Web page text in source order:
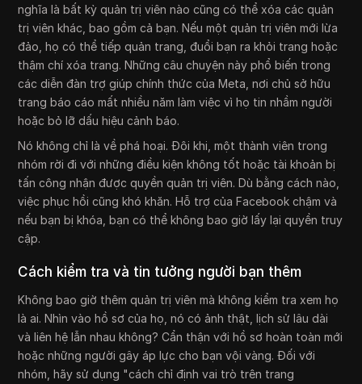
nghĩa là bất kỳ quản trị viên nào cũng có thể xóa các quản
trị viên khác, bao gồm cả bạn. Nếu một quản trị viên mới lừa
đảo, họ có thể tiếp quản trang, đuổi bạn ra khỏi trang hoặc
thậm chí xóa trang. Những câu chuyện này phổ biến trong
các diễn đàn trợ giúp chính thức của Meta, nơi chủ sở hữu
trang báo cáo mất nhiều năm làm việc vì họ tin nhầm người
hoặc bỏ lỡ dấu hiệu cảnh báo.
Nó không chỉ là về phá hoại. Đôi khi, một thành viên trong
nhóm rời đi với những điều kiện không tốt hoặc tài khoản bị
tấn công nhận được quyền quản trị viên. Dù bằng cách nào,
việc phục hồi cũng khó khăn. Hỗ trợ của Facebook chậm và
nếu bạn bị khóa, bạn có thể không bao giờ lấy lại quyền truy
cập.
Cách kiểm tra và tin tưởng người bạn thêm
Không bao giờ thêm quản trị viên mà không kiểm tra xem họ
là ai. Nhìn vào hồ sơ của họ, nó có ảnh thật, lịch sử lâu dài
và liên hệ lẫn nhau không? Cẩn thận với hồ sơ hoàn toàn mới
hoặc những người gây áp lực cho bạn vội vàng. Đối với
nhóm, hãy sử dụng "cách chỉ định vai trò trên trang